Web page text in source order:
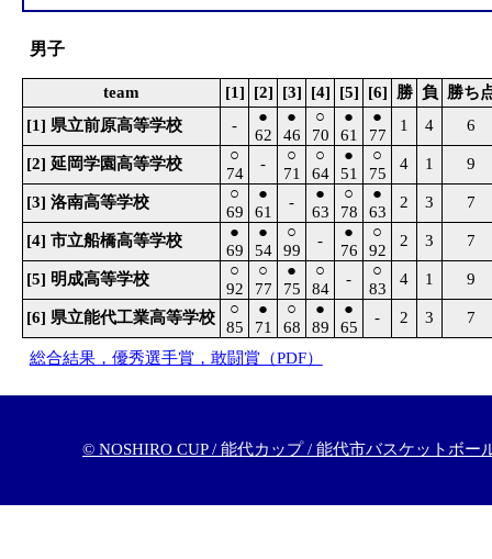
男子
team [1] [2] [3] [4] [5] [6] 勝 負
勝ち
[1] 県立前原高等学校
-
●
62
●
46
○
70
●
61
●
77
1 4 6
[2] 延岡学園高等学校
○
74
-
○
71
○
64
●
51
○
75
4 1 9
[3] 洛南高等学校
○
69
●
61
-
●
63
○
78
●
63
2 3 7
[4] 市立船橋高等学校
●
69
●
54
○
99
-
●
76
○
92
2 3 7
[5] 明成高等学校
○
92
○
77
●
75
○
84
-
○
83
4 1 9
[6] 県立能代工業高等学校
○
85
●
71
○
68
●
89
●
65
- 2 3 7
総合結果，優秀選手賞，敢闘賞（PDF）
© NOSHIRO CUP / 能代カップ / 能代市バスケットボ